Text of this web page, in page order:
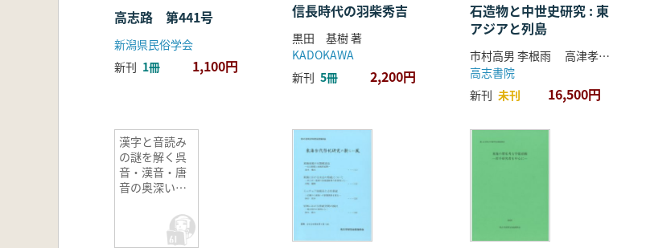
高志路 第441号
新潟県民俗学会
新刊 1冊 1,100円
信長時代の羽柴秀吉
黒田 基樹 著
KADOKAWA
新刊 5冊 2,200円
石造物と中世史研究 : 東
アジアと列島
市村高男 李根雨 高津孝 劉恒武 編
高志書院
新刊 未刊 16,500円
漢字と音読み
の謎を解く呉
音・漢音・唐
音の奥深い世